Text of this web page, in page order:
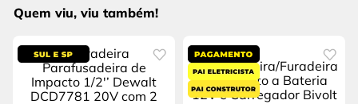
Quem viu, viu também!